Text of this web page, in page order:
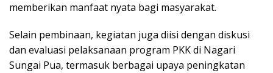
memberikan manfaat nyata bagi masyarakat.
Selain pembinaan, kegiatan juga diisi dengan diskusi
dan evaluasi pelaksanaan program PKK di Nagari
Sungai Pua, termasuk berbagai upaya peningkatan